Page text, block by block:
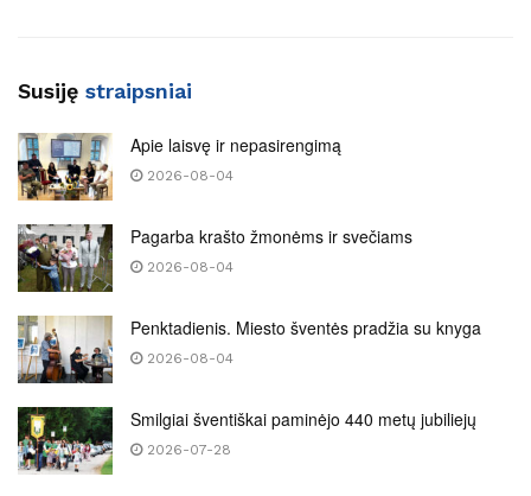
Susiję straipsniai
Apie laisvę ir nepasirengimą
2026-08-04
Pagarba krašto žmonėms ir svečiams
2026-08-04
Penktadienis. Miesto šventės pradžia su knyga
2026-08-04
Smilgiai šventiškai paminėjo 440 metų jubiliejų
2026-07-28